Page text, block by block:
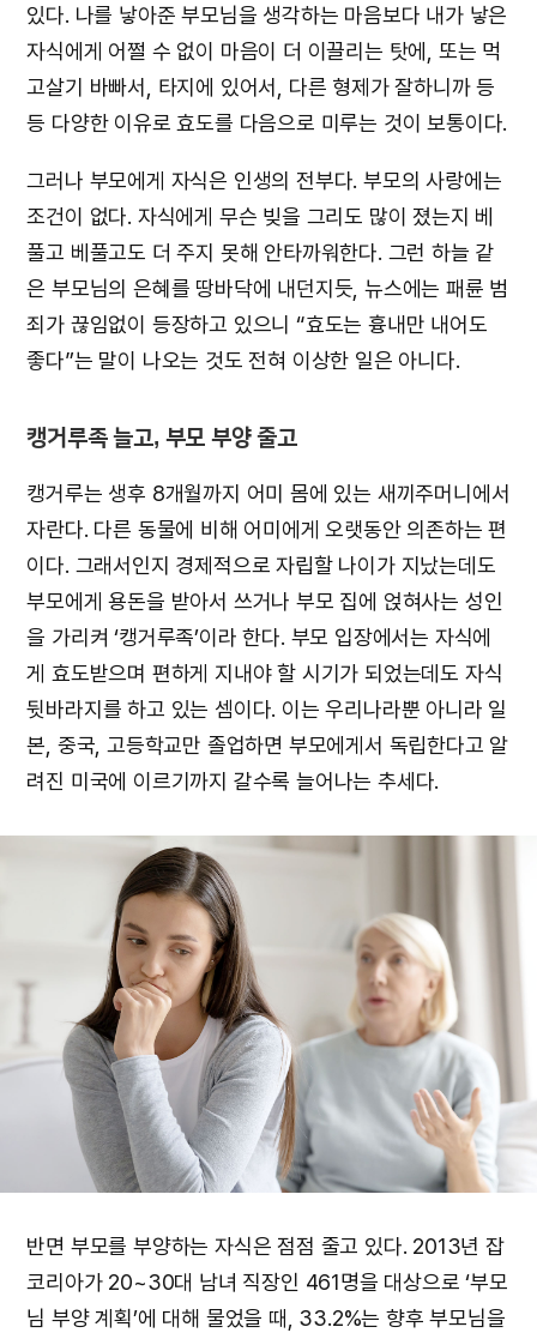
있다. 나를 낳아준 부모님을 생각하는 마음보다 내가 낳은
자식에게 어쩔 수 없이 마음이 더 이끌리는 탓에, 또는 먹
고살기 바빠서, 타지에 있어서, 다른 형제가 잘하니까 등
등 다양한 이유로 효도를 다음으로 미루는 것이 보통이다.
그러나 부모에게 자식은 인생의 전부다. 부모의 사랑에는
조건이 없다. 자식에게 무슨 빚을 그리도 많이 졌는지 베
풀고 베풀고도 더 주지 못해 안타까워한다. 그런 하늘 같
은 부모님의 은혜를 땅바닥에 내던지듯, 뉴스에는 패륜 범
죄가 끊임없이 등장하고 있으니 “효도는 흉내만 내어도
좋다”는 말이 나오는 것도 전혀 이상한 일은 아니다.
캥거루족 늘고, 부모 부양 줄고
캥거루는 생후 8개월까지 어미 몸에 있는 새끼주머니에서
자란다. 다른 동물에 비해 어미에게 오랫동안 의존하는 편
이다. 그래서인지 경제적으로 자립할 나이가 지났는데도
부모에게 용돈을 받아서 쓰거나 부모 집에 얹혀사는 성인
을 가리켜 ‘캥거루족’이라 한다. 부모 입장에서는 자식에
게 효도받으며 편하게 지내야 할 시기가 되었는데도 자식
뒷바라지를 하고 있는 셈이다. 이는 우리나라뿐 아니라 일
본, 중국, 고등학교만 졸업하면 부모에게서 독립한다고 알
려진 미국에 이르기까지 갈수록 늘어나는 추세다.
반면 부모를 부양하는 자식은 점점 줄고 있다. 2013년 잡
코리아가 20~30대 남녀 직장인 461명을 대상으로 ‘부모
님 부양 계획’에 대해 물었을 때, 33.2%는 향후 부모님을